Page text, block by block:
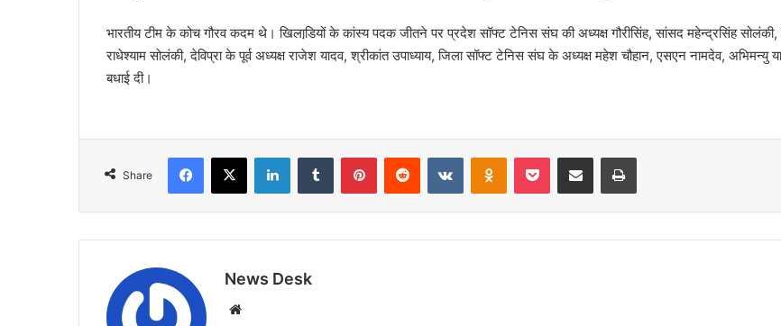
भारतीय टीम के कोच गौरव कदम थे। खिलाडि़यों के कांस्य पदक जीतने पर प्रदेश सॉफ्ट टेनिस संघ की अध्यक्ष गौरीसिंह, सांसद महेन्द्रसिंह सोलंकी,
राधेश्याम सोलंकी, देविप्रा के पूर्व अध्यक्ष राजेश यादव, श्रीकांत उपाध्याय, जिला सॉफ्ट टेनिस संघ के अध्यक्ष महेश चौहान, एसएन नामदेव, अभिमन्यु
बधाई दी।
Share
Facebook
X LinkedInTumblr PinterestReddit VKontakteOdnoklassniki
Pocket Share via Email Print
News Desk